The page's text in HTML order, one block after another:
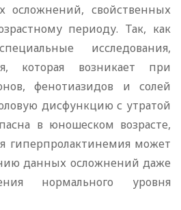
осложнений, свойственных
периоду. Так, как
исследования,
которая возникает при
фенотиазидов и солей
дисфункцию с утратой
в юношеском возрасте,
гиперпролактинемия может
данных осложнений даже
нормального уровня